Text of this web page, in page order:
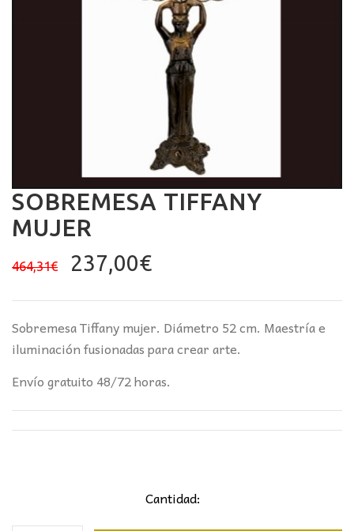
SOBREMESA TIFFANY
MUJER
464,31€
El
original
era:
464,31€.
237,00€El
actual
es:
237,00€.
Sobremesa Tiffany mujer. Diámetro 52 cm. Maestría e
iluminación fusionadas para crear arte.
Envío gratuito 48/72 horas.
Cantidad: